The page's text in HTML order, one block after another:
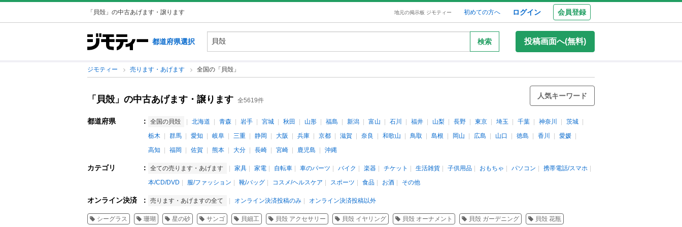
「貝殻」の中古あげます・譲ります 地元の掲示板 ジモティー 初めての方へ ログイン 会員登録
都道府県選択 検索 投稿画面へ(無料)
ジモティー 売ります・あげます 全国の「貝殻」
「貝殻」の中古あげます・譲ります 全5619件
人気キーワード
都道府県 ： 全国の貝殻 北海道 青森 岩手 宮城 秋田 山形 福島 新潟 富山 石川 福井 山梨 長野 東京 埼玉 千葉 神奈川
茨城
栃木
群馬 愛知 岐阜 三重 静岡 大阪 兵庫 京都 滋賀 奈良 和歌山 鳥取 島根 岡山 広島 山口 徳島 香川
愛媛
高知
福岡 佐賀 熊本 大分 長崎 宮崎 鹿児島 沖縄
カテゴリ ： 全ての売ります・あげます 家具 家電 自転車 車のパーツ バイク 楽器 チケット 生活雑貨 子供用品 おもちゃ パソコン
携帯電話/スマホ
本/CD/DVD
服/ファッション 靴/バッグ コスメ/ヘルスケア スポーツ 食品 お酒 その他
オンライン決済 ： 売ります・あげますの全て オンライン決済投稿のみ オンライン決済投稿以外
シーグラス 珊瑚 星の砂 サンゴ 貝細工 貝殻 アクセサリー 貝殻 イヤリング 貝殻 オーナメント 貝殻 ガーデニング 貝殻 花瓶